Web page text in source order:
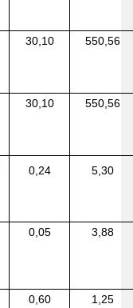
30,10 550,56
30,10 550,56
0,24 5,30
0,05 3,88
0,60 1,25